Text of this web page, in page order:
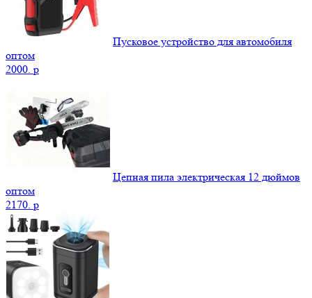
Пусковое устройство для автомобиля
оптом
2000. p
Цепная пила электрическая 12 дюймов
оптом
2170. p